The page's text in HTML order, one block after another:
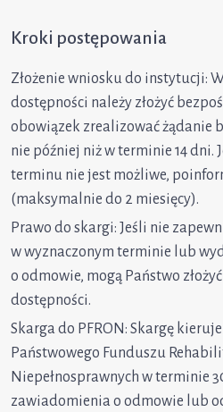
Kroki postępowania
Złożenie wniosku do instytucji:
dostępności należy złożyć
obowiązek zrealizować żądanie
nie później niż w terminie 14 dni.
terminu nie jest możliwe,
(maksymalnie do 2 miesięcy).
Prawo do skargi: Jeśli nie
w wyznaczonym terminie lub
o odmowie, mogą Państwo
dostępności.
Skarga do PFRON: Skargę
Państwowego Funduszu
Niepełnosprawnych w terminie
zawiadomienia o odmowie lub